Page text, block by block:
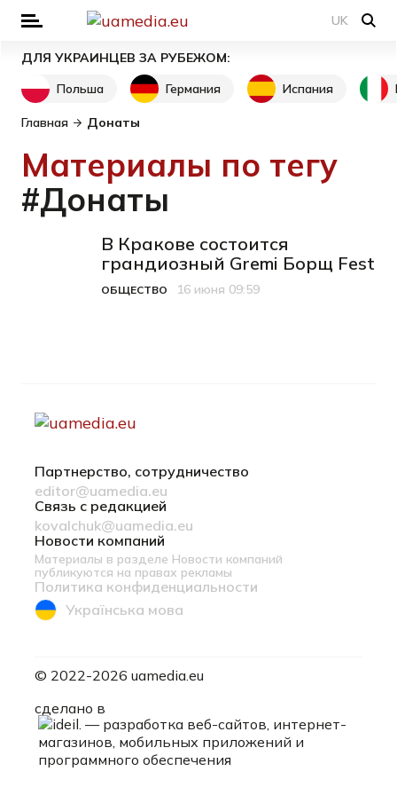
UK
ДЛЯ УКРАИНЦЕВ ЗА РУБЕЖОМ:
Польша
Германия Испания
Главная Донаты
Материалы по тегу
#Донаты
В Кракове состоится
грандиозный Gremi Борщ Fest
Категория
ОБЩЕСТВО
Дата публикации
16 июня 09:59
Партнерство, сотрудничество
editor@uamedia.eu
Связь с редакцией
kovalchuk@uamedia.eu
Новости компаний
Материалы в разделе Новости компаний
публикуются на правах рекламы
Политика конфиденциальности
Українська мова
© 2022-2026 uamedia.eu
сделано в